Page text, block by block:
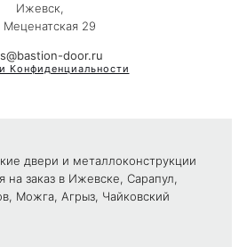
Ижевск,
Меценатская 29
door.ru
Конфиденциальности
двери и металлоконструкции
на заказ в Ижевске, Сарапул,
Можга, Агрыз, Чайковский